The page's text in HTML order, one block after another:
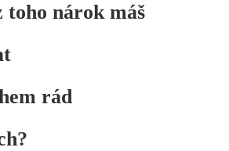
toho nárok máš
rád